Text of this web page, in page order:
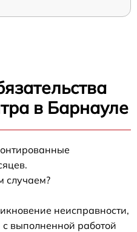
в Барнауле
случаем?
неисправности,
выполненной работой